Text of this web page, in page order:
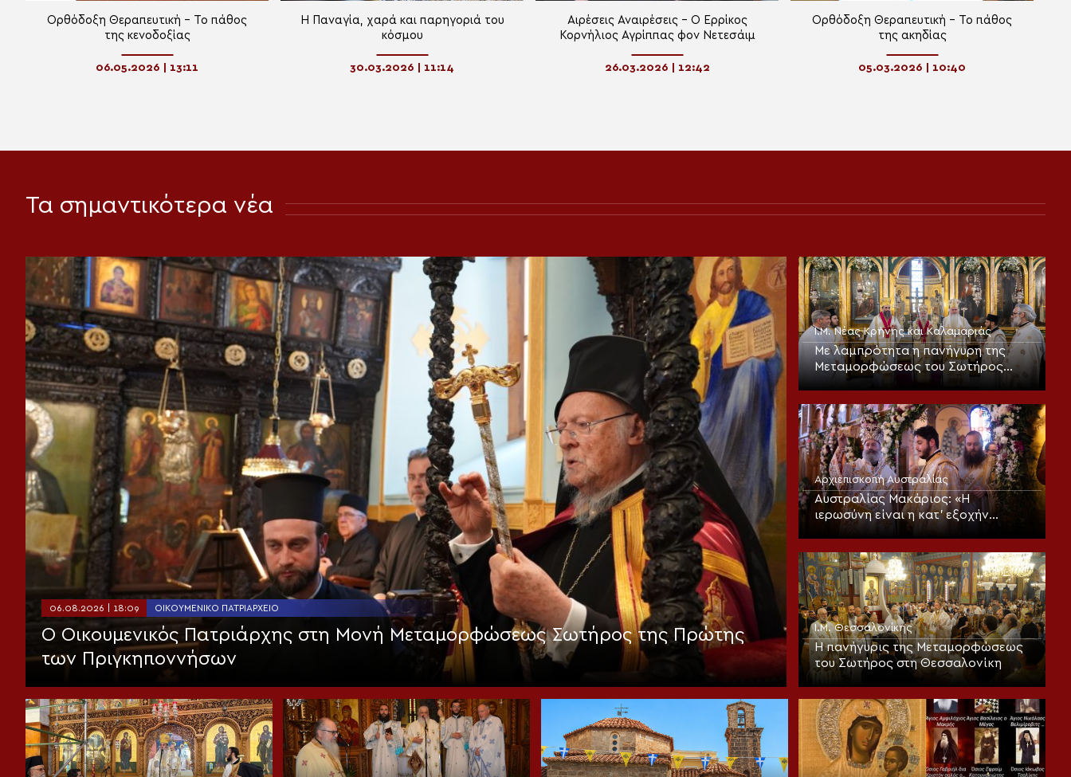
Ορθόδοξη Θεραπευτική – Το πάθος
της κενοδοξίας
06.05.2026 | 13:11
Η Παναγία, χαρά και παρηγοριά του
κόσμου
30.03.2026 | 11:14
Αιρέσεις Αναιρέσεις – Ο Ερρίκος
Κορνήλιος Αγρίππας φον Νετεσάιμ
26.03.2026 | 12:42
Ορθόδοξη Θεραπευτική – Το πάθος
της ακηδίας
05.03.2026 | 10:40
Τα σημαντικότερα νέα
06.08.2026 | 18:09 ΟΙΚΟΥΜΕΝΙΚΌ ΠΑΤΡΙΑΡΧΕΊΟ
Ο Οικουμενικός Πατριάρχης στη Μονή Μεταμορφώσεως Σωτήρος της Πρώτης
των Πριγκηποννήσων
Ι.Μ. Νέας Κρήνης και Καλαμαριάς
Με λαμπρότητα η πανήγυρη της
Μεταμορφώσεως του Σωτήρος
στην Καλαμαριά (ΦΩΤΟ)
Αρχιεπισκοπή Αυστραλίας
Αυστραλίας Μακάριος: «Η
ιερωσύνη είναι η κατ’ εξοχήν
μεταμορφωτική δύναμη μέσα σε
πνευματικά»
Ι.Μ. Θεσσαλονίκης
Η πανήγυρις της Μεταμορφώσεως
του Σωτήρος στη Θεσσαλονίκη